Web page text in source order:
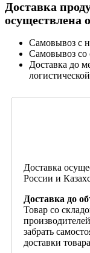
Доставка
осуществлена
Самовывоз с
Самовывоз со
Доставка до
Доставка
России и
Доставка до
Товар со
забрать
доставки